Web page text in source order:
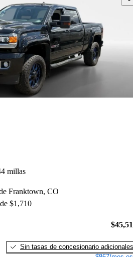
millas
Franktown, CO
$1,710
Sin tasas de concesionario adicionales